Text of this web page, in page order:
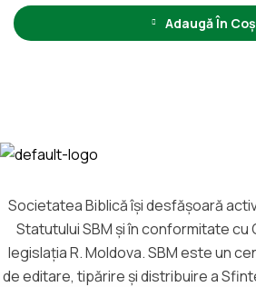
d
nAdaugă În Coș
Societatea Biblică îşi desfăşoară
Statutului SBM și în conformitate cu
legislația R. Moldova. SBM este un
de editare, tipărire și distribuire a